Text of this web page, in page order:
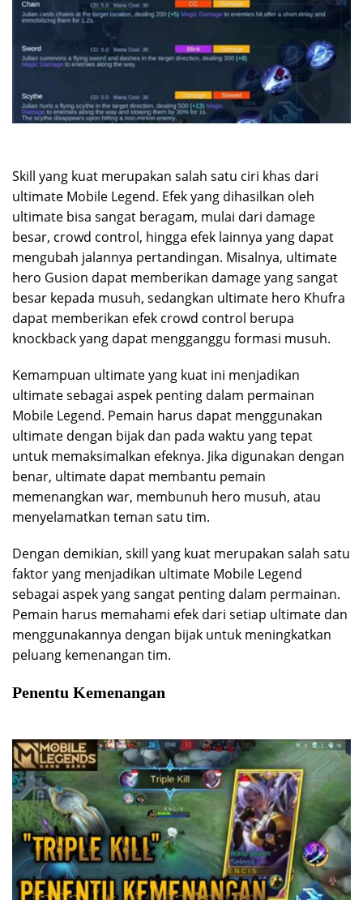
Skill yang kuat merupakan salah satu ciri khas dari
ultimate Mobile Legend. Efek yang dihasilkan oleh
ultimate bisa sangat beragam, mulai dari damage
besar, crowd control, hingga efek lainnya yang dapat
mengubah jalannya pertandingan. Misalnya, ultimate
hero Gusion dapat memberikan damage yang sangat
besar kepada musuh, sedangkan ultimate hero Khufra
dapat memberikan efek crowd control berupa
knockback yang dapat mengganggu formasi musuh.
Kemampuan ultimate yang kuat ini menjadikan
ultimate sebagai aspek penting dalam permainan
Mobile Legend. Pemain harus dapat menggunakan
ultimate dengan bijak dan pada waktu yang tepat
untuk memaksimalkan efeknya. Jika digunakan dengan
benar, ultimate dapat membantu pemain
memenangkan war, membunuh hero musuh, atau
menyelamatkan teman satu tim.
Dengan demikian, skill yang kuat merupakan salah satu
faktor yang menjadikan ultimate Mobile Legend
sebagai aspek yang sangat penting dalam permainan.
Pemain harus memahami efek dari setiap ultimate dan
menggunakannya dengan bijak untuk meningkatkan
peluang kemenangan tim.
Penentu Kemenangan